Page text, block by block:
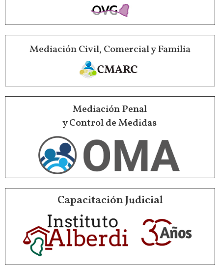
Mediación Civil, Comercial y Familia
Mediación Penal
y Control de Medidas
Capacitación Judicial